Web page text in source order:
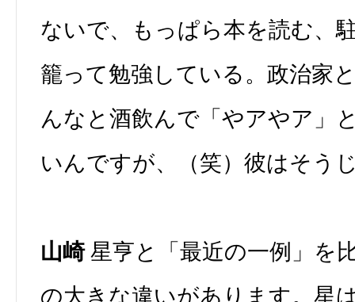
ないで、もっぱら本を読む、
籠って勉強している。政治家
んなと酒飲んで「やアやア」
いんですが、（笑）彼はそう
山崎星亨と「最近の一例」を
の大きな違いがあります。星